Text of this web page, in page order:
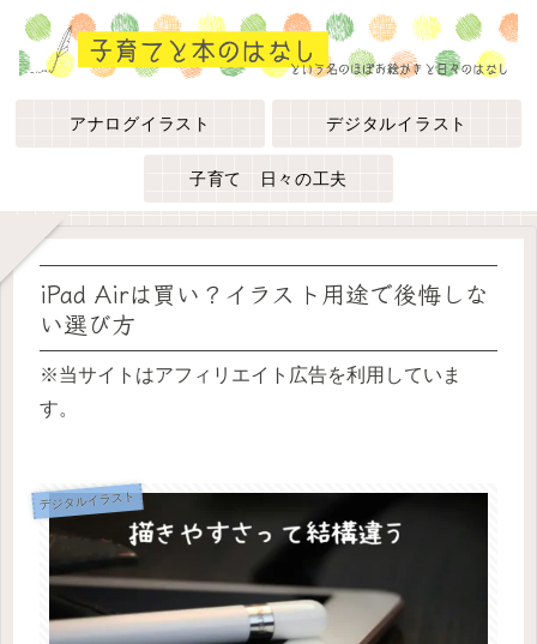
アナログイラスト デジタルイラスト
子育て 日々の工夫
iPad Airは買い？イラスト用途で後悔しな
い選び方
※当サイトはアフィリエイト広告を利用していま
す。
デジタルイラスト